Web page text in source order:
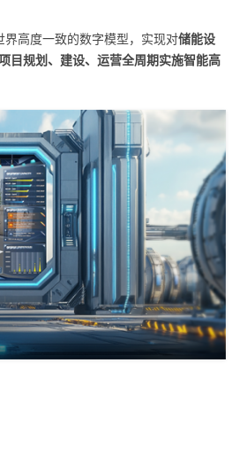
界高度一致的数字模型，实现对储能设
目规划、建设、运营全周期实施智能高